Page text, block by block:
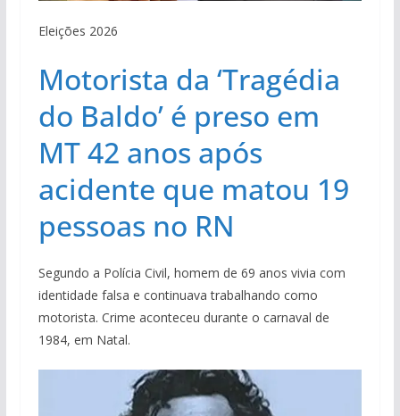
Eleições 2026
Motorista da ‘Tragédia
do Baldo’ é preso em
MT 42 anos após
acidente que matou 19
pessoas no RN
Segundo a Polícia Civil, homem de 69 anos vivia com
identidade falsa e continuava trabalhando como
motorista. Crime aconteceu durante o carnaval de
1984, em Natal.